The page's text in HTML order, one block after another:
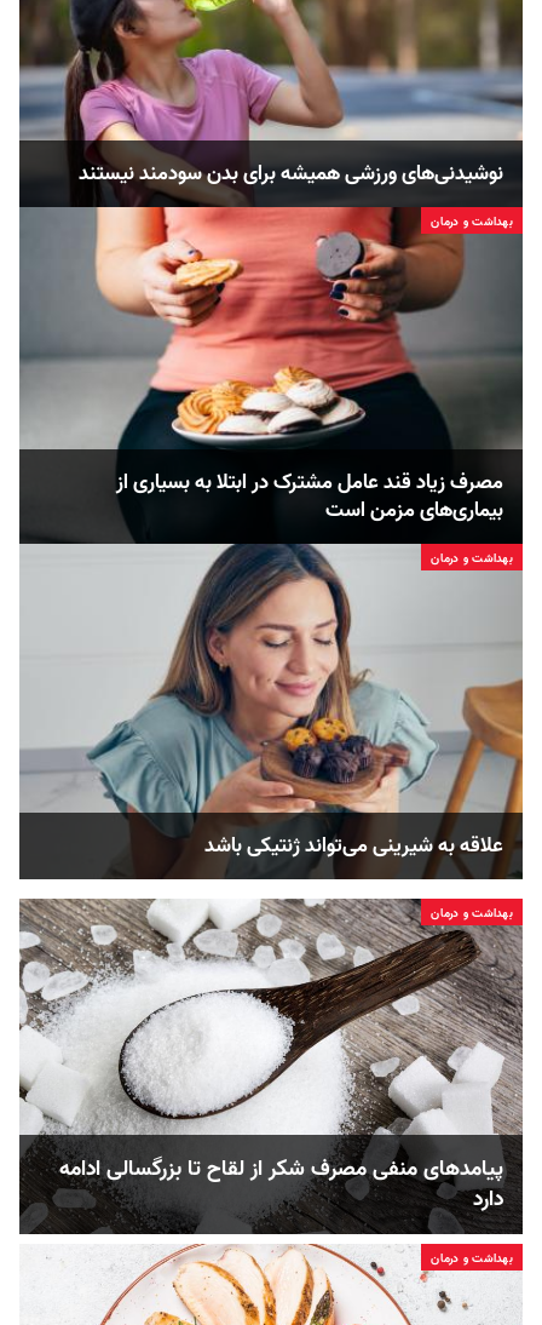
نوشیدنی‌های ورزشی همیشه برای بدن سودمند نیستند
بهداشت و درمان
مصرف زیاد قند عامل مشترک در ابتلا به بسیاری از
بیماری‌های مزمن است
بهداشت و درمان
علاقه به شیرینی می‌تواند ژنتیکی باشد
بهداشت و درمان
پیامد‌های منفی مصرف شکر از لقاح تا بزرگسالی ادامه
دارد
بهداشت و درمان